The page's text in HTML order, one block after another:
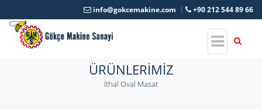
info@gokcemakine.com +90 212 544 89 66
ÜRÜNLERİMİZ
İthal Oval Masat